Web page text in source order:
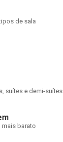
de sala
suítes e demi-suítes
mais barato